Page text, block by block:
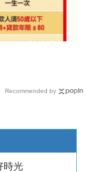
Recommended by
時光